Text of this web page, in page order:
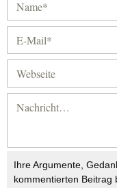
Ihre Argumente,
kommentierten Beitrag